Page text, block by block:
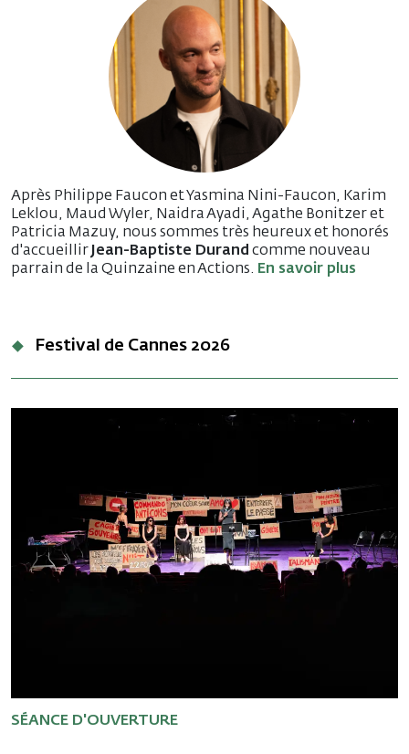
Après Philippe Faucon et Yasmina Nini-Faucon, Karim
Leklou, Maud Wyler, Naidra Ayadi, Agathe Bonitzer et
Patricia Mazuy, nous sommes très heureux et honorés
d'accueillirJean-Baptiste Durand comme nouveau
parrain de la Quinzaine en Actions. En savoir plus
Festival de Cannes 2026
SÉANCE D'OUVERTURE